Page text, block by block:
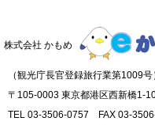
株式会社 かもめ
（観光庁長官登録旅行業第1009号
〒105-0003 東京都港区西新橋1-
TEL 03-3506-0757 FAX 03-